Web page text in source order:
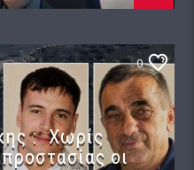
0
: Χωρίς
οι